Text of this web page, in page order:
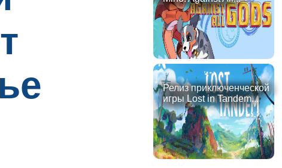
Релиз приключенческой
игры Lost in Tandem...